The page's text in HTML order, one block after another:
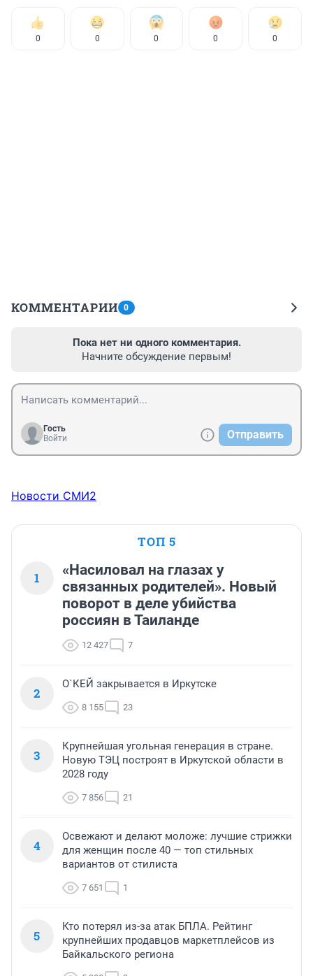
0 0 0 0 0
КОММЕНТАРИИ 0
Пока нет ни одного комментария.
Начните обсуждение первым!
Гость
Войти
Отправить
Новости СМИ2
ТОП 5
1
«Насиловал на глазах у
связанных родителей». Новый
поворот в деле убийства
россиян в Таиланде
12 427 7
2
О`КЕЙ закрывается в Иркутске
8 155 23
3
Крупнейшая угольная генерация в стране.
Новую ТЭЦ построят в Иркутской области в
2028 году
7 856 21
4
Освежают и делают моложе: лучшие стрижки
для женщин после 40 — топ стильных
вариантов от стилиста
7 651 1
5
Кто потерял из-за атак БПЛА. Рейтинг
крупнейших продавцов маркетплейсов из
Байкальского региона